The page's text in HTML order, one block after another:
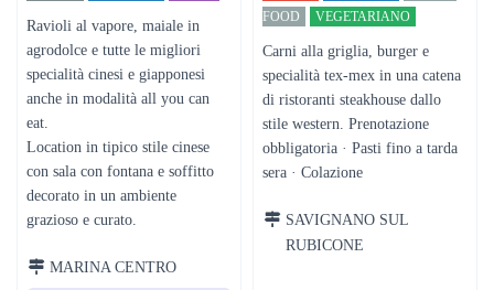
Ravioli al vapore, maiale in
agrodolce e tutte le migliori
specialità cinesi e giapponesi
anche in modalità all you can
eat.
Location in tipico stile cinese
con sala con fontana e soffitto
decorato in un ambiente
grazioso e curato.
MARINA CENTRO
FOOD
VEGETARIANO
Carni alla griglia, burger e
specialità tex-mex in una catena
di ristoranti steakhouse dallo
stile western. Prenotazione
obbligatoria · Pasti fino a tarda
sera · Colazione
SAVIGNANO SUL
RUBICONE